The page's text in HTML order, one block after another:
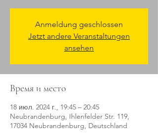
Anmeldung geschlossen
Jetzt andere Veranstaltungen
ansehen
Время и место
18 июл. 2024 г., 19:45 – 20:45
Neubrandenburg, Ihlenfelder Str. 119,
17034 Neubrandenburg, Deutschland